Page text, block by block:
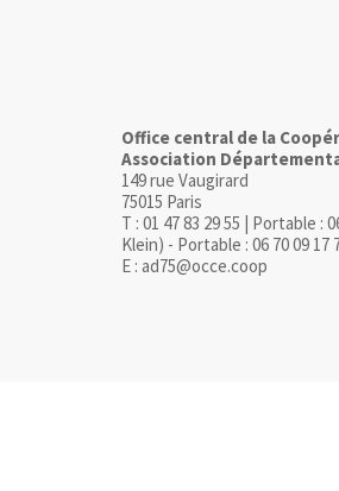
Office central de la
Association
149 rue Vaugirard
75015 Paris
T : 01 47 83 29 55 | Portable :
Klein) - Portable : 06 70 09
E : ad75@occe.coop